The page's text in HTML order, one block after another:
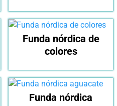
Funda nórdica de
colores
Funda nórdica